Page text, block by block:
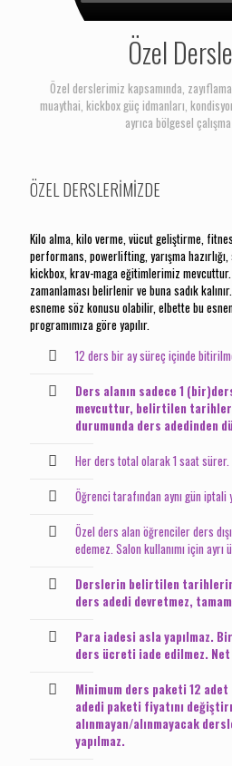
Özel
Özel derslerimiz kapsamında,
muaythai, kickbox güç idmanları,
ayrıca bölgesel
ÖZEL DERSLERİMİZDE
Kilo alma, kilo verme, vücut geliştirme,
performans, powerlifting, yarışma
kickbox, krav-maga eğitimlerimiz mevcuttur.
zamanlaması belirlenir ve buna sadık
esneme söz konusu olabilir, elbette bu
programımıza göre yapılır.
12 ders bir ay süreç içinde
Ders alanın sadece 1
mevcuttur, belirtilen
durumunda ders adedinden
Her ders total olarak 1 saat sürer.
Öğrenci tarafından aynı gün iptali
Özel ders alan öğrenciler ders
edemez. Salon kullanımı için
Derslerin belirtilen
ders adedi devretmez,
Para iadesi asla yapılmaz.
ders ücreti iade edilmez.
Minimum ders paketi 12
adedi paketi fiyatını
alınmayan/alınmayacak
yapılmaz.